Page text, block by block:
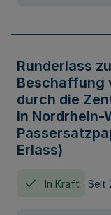
Runderlass
Beschaffung
durch die
in Nordrhein-
Erlass)
In Kraft Seit